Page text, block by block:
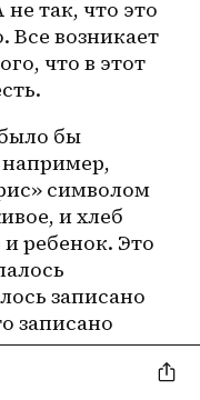
так, что это
Все возникает
что в этот
бы
например,
символом
и хлеб
ребенок. Это
записано
записано
реальные